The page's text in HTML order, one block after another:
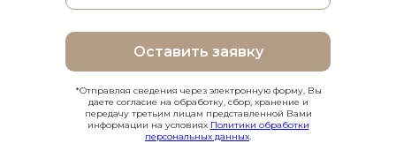
Оставить заявку
*Отправляя сведения через электронную форму, Вы
даете согласие на обработку, сбор, хранение и
передачу третьим лицам представленной Вами
информации на условиях Политики обработки
персональных данных.